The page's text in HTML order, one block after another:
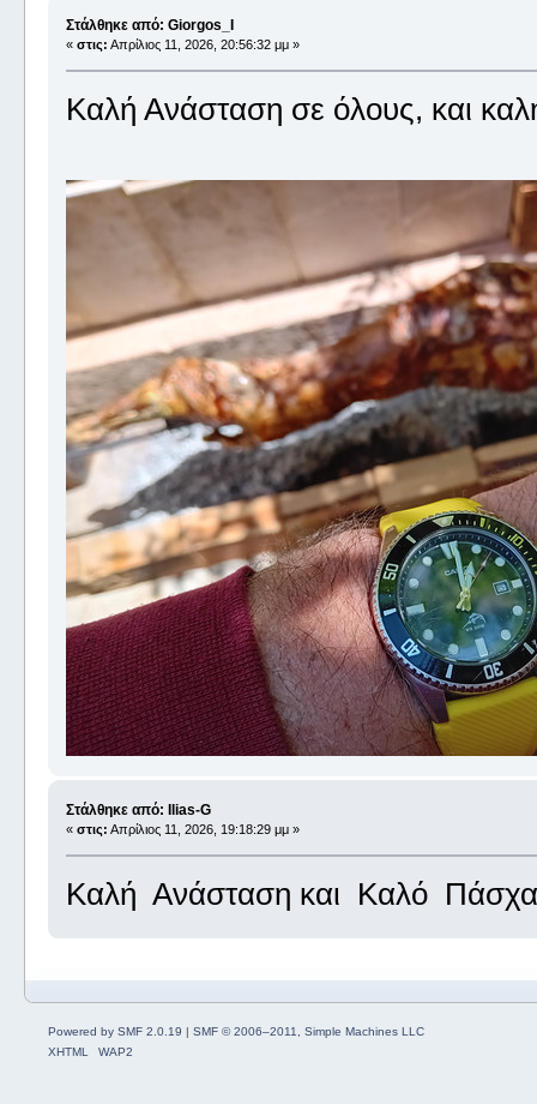
Στάλθηκε από: Giorgos_I
« στις: Απρίλιος 11, 2026, 20:56:32 μμ »
Καλή Ανάσταση σε όλους, και
Στάλθηκε από: Ilias-G
« στις: Απρίλιος 11, 2026, 19:18:29 μμ »
Καλή Ανάσταση και Καλό Πάσχα
Powered by SMF 2.0.19 | SMF © 2006–2011, Simple Machines LLC
XHTML
WAP2